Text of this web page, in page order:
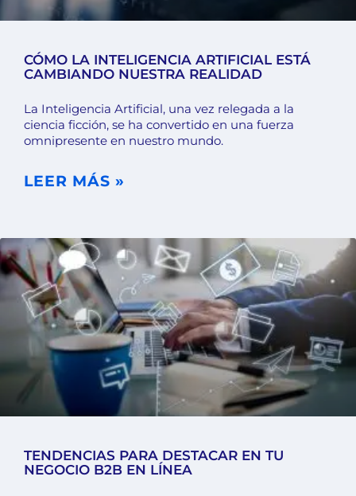
CÓMO LA INTELIGENCIA ARTIFICIAL ESTÁ
CAMBIANDO NUESTRA REALIDAD
La Inteligencia Artificial, una vez relegada a la
ciencia ficción, se ha convertido en una fuerza
omnipresente en nuestro mundo.
LEER MÁS »
TENDENCIAS PARA DESTACAR EN TU
NEGOCIO B2B EN LÍNEA